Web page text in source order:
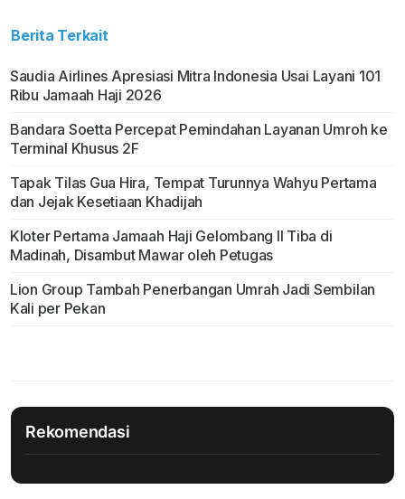
Berita Terkait
Saudia Airlines Apresiasi Mitra Indonesia Usai Layani 101
Ribu Jamaah Haji 2026
Bandara Soetta Percepat Pemindahan Layanan Umroh ke
Terminal Khusus 2F
Tapak Tilas Gua Hira, Tempat Turunnya Wahyu Pertama
dan Jejak Kesetiaan Khadijah
Kloter Pertama Jamaah Haji Gelombang II Tiba di
Madinah, Disambut Mawar oleh Petugas
Lion Group Tambah Penerbangan Umrah Jadi Sembilan
Kali per Pekan
Rekomendasi